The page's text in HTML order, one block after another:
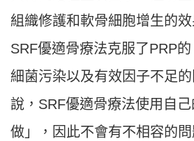
組織修護和軟骨細胞增生的效
SRF優適骨療法克服了PRP的
細菌污染以及有效因子不足
說，SRF優適骨療法使用自
做」，因此不會有不相容的